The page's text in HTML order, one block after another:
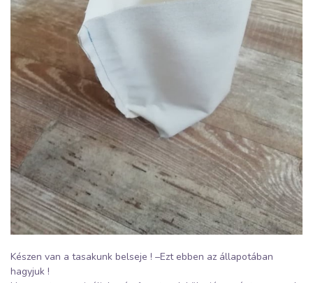
Készen van a tasakunk belseje ! –Ezt ebben az állapotában
hagyjuk !